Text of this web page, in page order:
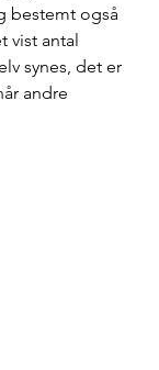
bestemt også
vist antal
synes, det er
andre